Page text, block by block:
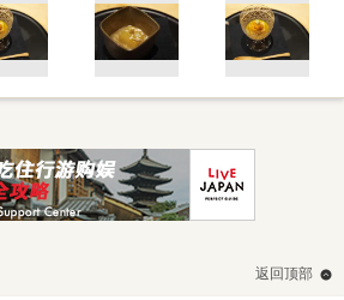
返回顶部